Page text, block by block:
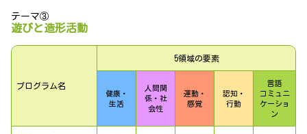
テーマ③
遊びと造形活動
プログラム名
5領域の要素
健康・
生活
人間関
係・社
会性
運動・
感覚
認知・
行動
言語
コミュニ
ケーショ
ン